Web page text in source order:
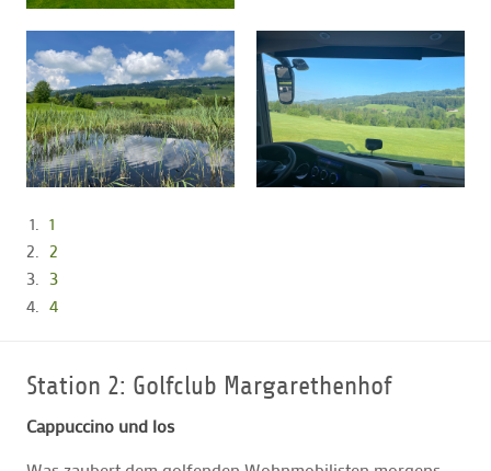
1
2
3
4
Station 2: Golfclub Margarethenhof
Cappuccino und los